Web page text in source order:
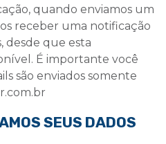
quando enviamos um
receber uma notificação
desde que esta
É importante você
são enviados somente
SEUS DADOS